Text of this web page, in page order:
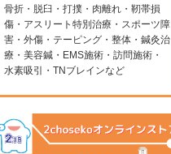
骨折・脱臼・打撲・肉離れ・靭帯損
傷・アスリート特別治療・スポーツ障
害・外傷・テーピング・整体・鍼灸治
療・美容鍼・EMS施術・訪問施術・
水素吸引・TNブレインなど